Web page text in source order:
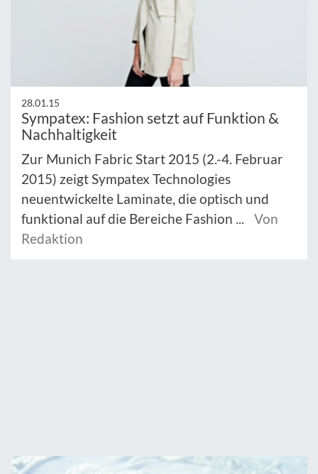
28.01.15
Sympatex: Fashion setzt auf Funktion &
Nachhaltigkeit
Zur Munich Fabric Start 2015 (2.-4. Februar
2015) zeigt Sympatex Technologies
neuentwickelte Laminate, die optisch und
funktional auf die Bereiche Fashion ...
Von
Redaktion